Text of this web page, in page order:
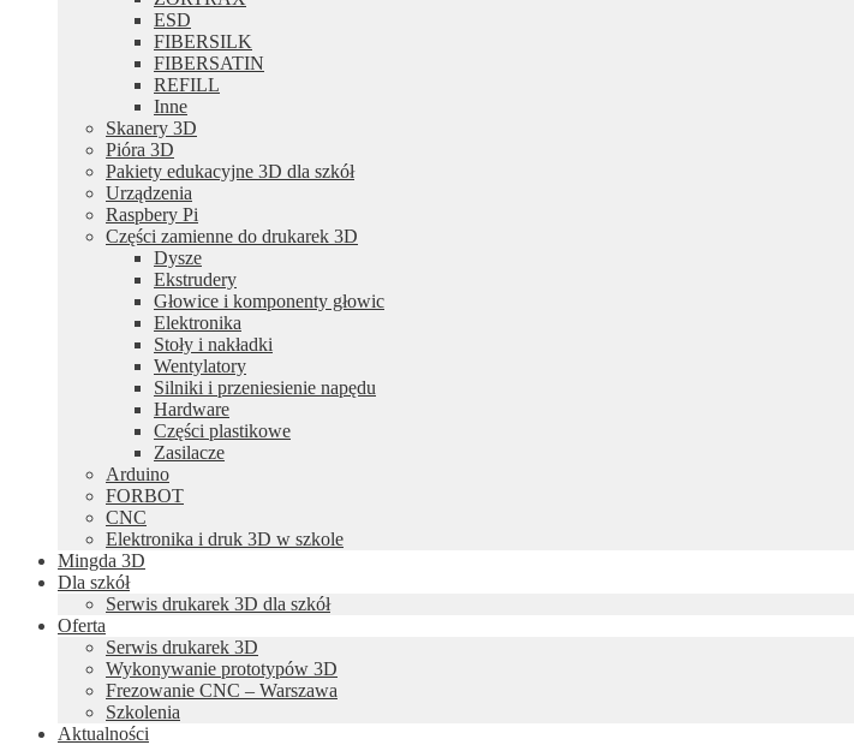
ESD
FIBERSILK
FIBERSATIN
REFILL
Inne
Skanery 3D
Pióra 3D
Pakiety edukacyjne 3D dla szkół
Urządzenia
Raspbery Pi
Części zamienne do drukarek 3D
Dysze
Ekstrudery
Głowice i komponenty głowic
Elektronika
Stoły i nakładki
Wentylatory
Silniki i przeniesienie napędu
Hardware
Części plastikowe
Zasilacze
Arduino
FORBOT
CNC
Elektronika i druk 3D w szkole
Mingda 3D
Dla szkół
Serwis drukarek 3D dla szkół
Oferta
Serwis drukarek 3D
Wykonywanie prototypów 3D
Frezowanie CNC – Warszawa
Szkolenia
Aktualności